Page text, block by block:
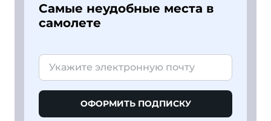
Самые неудобные места в
самолете
ОФОРМИТЬ ПОДПИСКУ